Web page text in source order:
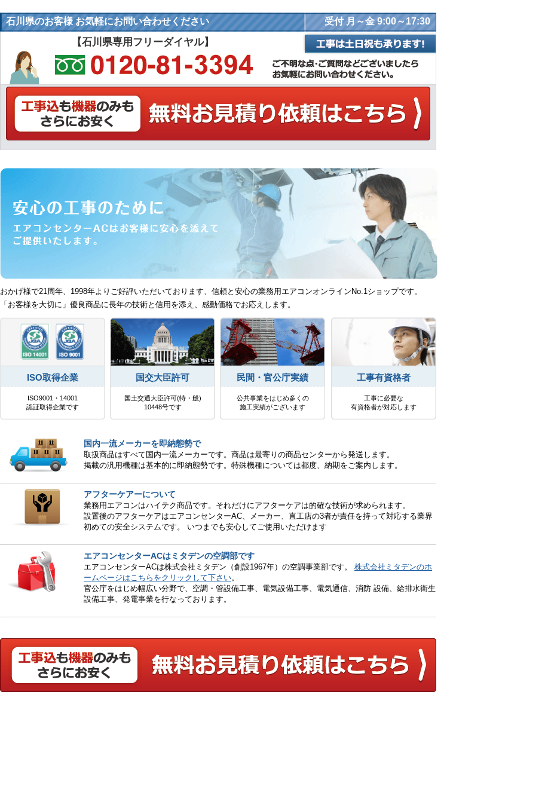
石川県のお客様 お気軽にお問い合わせください 受付 月～金 9:00～17:30
【石川県専用フリーダイヤル】
おかげ様で21周年、1998年よりご好評いただいております、信頼と安心の業務用エアコンオンラインNo.1ショップです。
「お客様を大切に」優良商品に長年の技術と信用を添え、感動価格でお応えします。
ISO取得企業
ISO9001・14001
認証取得企業です
国交大臣許可
国土交通大臣許可(特・般)
10448号です
民間・官公庁実績
公共事業をはじめ多くの
施工実績がございます
工事有資格者
工事に必要な
有資格者が対応します
国内一流メーカーを即納態勢で
取扱商品はすべて国内一流メーカーです。商品は最寄りの商品センターから発送します。
掲載の汎用機種は基本的に即納態勢です。特殊機種については都度、納期をご案内します。
アフターケアーについて
業務用エアコンはハイテク商品です。それだけにアフターケアは的確な技術が求められます。
設置後のアフターケアはエアコンセンターAC、メーカー、直工店の3者が責任を持って対応する業界
初めての安全システムです。 いつまでも安心してご使用いただけます
エアコンセンターACはミタデンの空調部です
エアコンセンターACは株式会社ミタデン（創設1967年）の空調事業部です。 株式会社ミタデンのホ
ームページはこちらをクリックして下さい。
官公庁をはじめ幅広い分野で、空調・管設備工事、電気設備工事、電気通信、消防 設備、給排水衛生
設備工事、発電事業を行なっております。